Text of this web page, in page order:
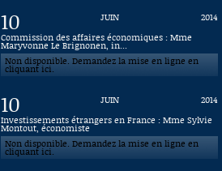
10 JUIN
2014
Commission des affaires économiques : Mme
Maryvonne Le Brignonen, in...
Non disponible. Demandez la mise en ligne en
cliquant ici.
10 JUIN
2014
Investissements étrangers en France : Mme Sylvie
Montout, économiste
Non disponible. Demandez la mise en ligne en
cliquant ici.